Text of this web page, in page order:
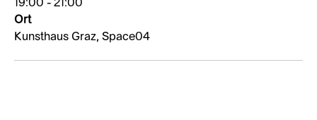
19:00 - 21:00
Ort
Kunsthaus Graz, Space04